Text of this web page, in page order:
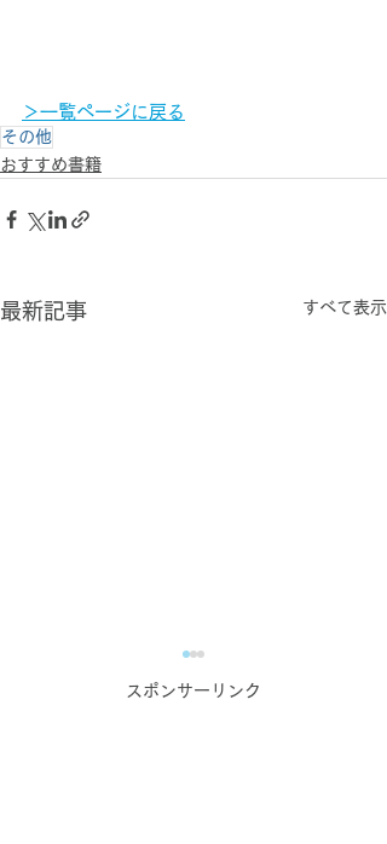
＞一覧ページに戻る
その他
おすすめ書籍
最新記事 すべて表示
スポンサーリンク